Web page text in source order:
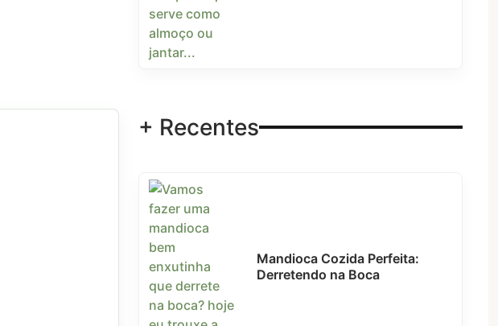
+ Recentes
Mandioca Cozida Perfeita:
Derretendo na Boca